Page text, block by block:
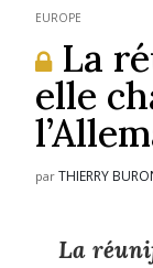
EUROPE
La
elle
parTHIERRY
La